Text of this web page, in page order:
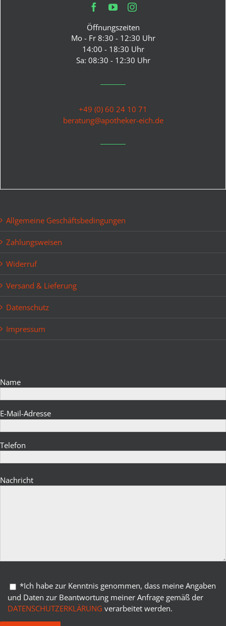
Öffnungszeiten
Mo - Fr 8:30 - 12:30 Uhr
14:00 - 18:30 Uhr
Sa: 08:30 - 12:30 Uhr
+49 (0) 60 24 10 71
beratung@apotheker-eich.de
Allgemeine Geschäftsbedingungen
Zahlungsweisen
Widerruf
Versand & Lieferung
Datenschutz
Impressum
Name
E-Mail-Adresse
Telefon
Nachricht
*Ich habe zur Kenntnis genommen, dass meine Angaben
und Daten zur Beantwortung meiner Anfrage gemäß der
DATENSCHUTZERKLÄRUNG verarbeitet werden.